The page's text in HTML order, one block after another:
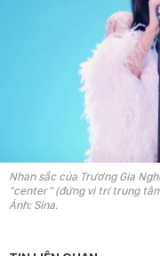
Nhan sắc của Trương Gia
"center" (đứng vị trí trung
Ảnh: Sina.